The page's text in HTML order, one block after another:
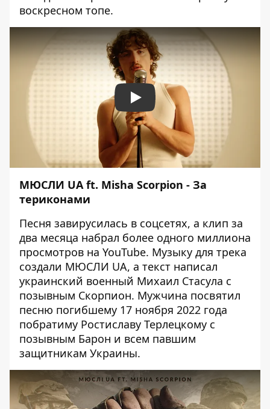
воскресном топе.
Play
МЮСЛИ UA ft. Misha Scorpion - За
териконами
Песня завирусилась в соцсетях, а клип за
два месяца набрал более одного миллиона
просмотров на YouTube. Музыку для трека
создали МЮСЛИ UA, а текст написал
украинский военный Михаил Стасула с
позывным Скорпион. Мужчина посвятил
песню погибшему 17 ноября 2022 года
побратиму Ростиславу Терлецкому с
позывным Барон и всем павшим
защитникам Украины.